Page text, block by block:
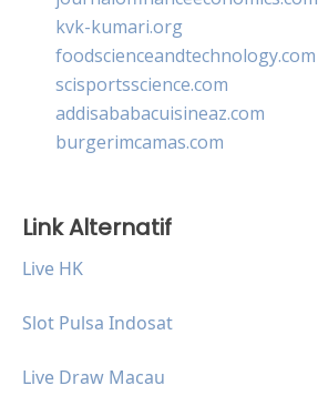
kvk-kumari.org
foodscienceandtechnology.com
scisportsscience.com
addisababacuisineaz.com
burgerimcamas.com
Link Alternatif
Live HK
Slot Pulsa Indosat
Live Draw Macau